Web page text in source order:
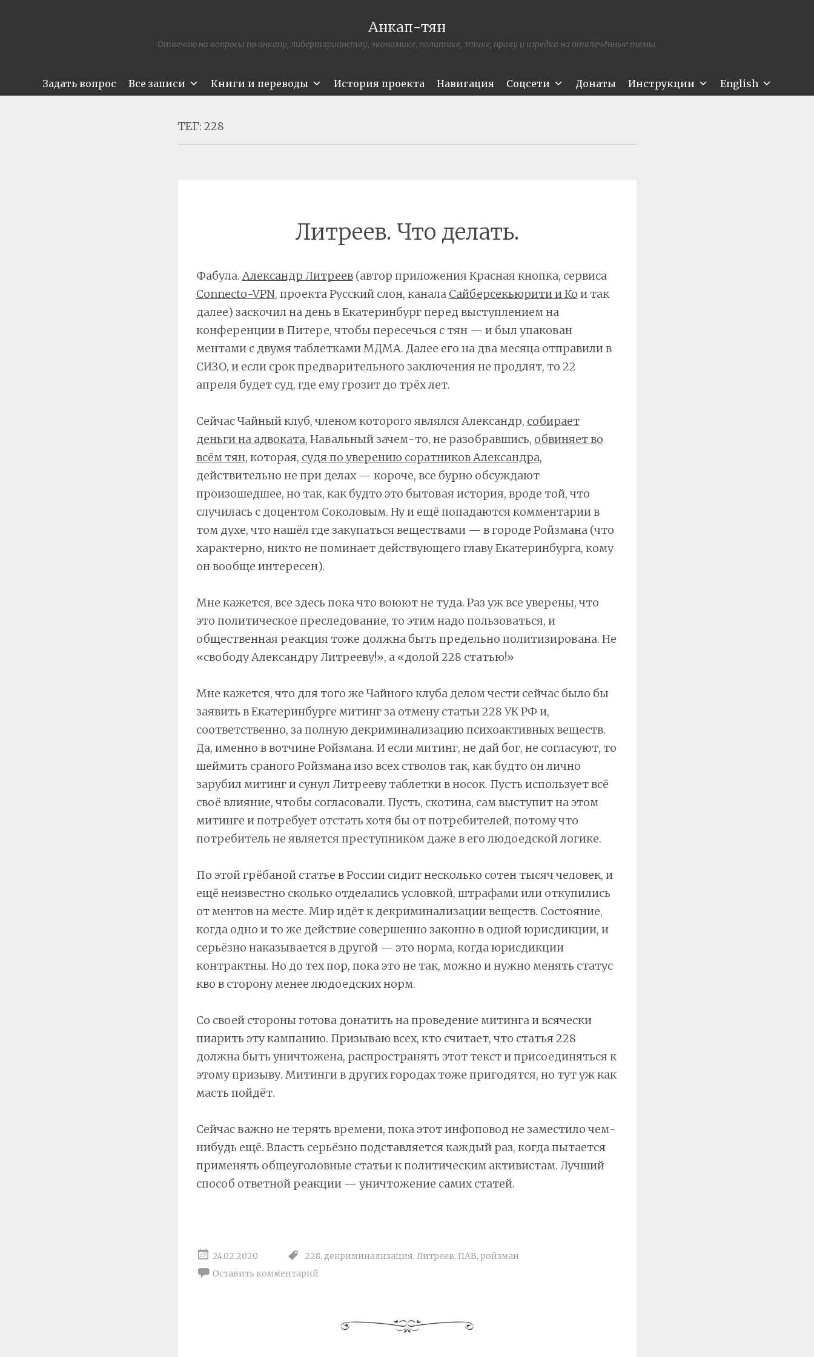
Анкап-тян
Отвечаю на вопросы по анкапу, либертарианству, экономике, политике, этике, праву и изредка на отвлечённые темы.
Задать вопрос Все записи Книги и переводы История проекта Навигация Соцсети Донаты Инструкции English
ТЕГ: 228
Литреев. Что делать.
Фабула. Александр Литреев(автор приложения Красная кнопка, сервиса
Connecto-VPN, проекта Русский слон, канала Сайберсекьюрити и Ко и так
далее) заскочил на день в Екатеринбург перед выступлением на
конференции в Питере, чтобы пересечься с тян — и был упакован
ментами с двумя таблетками МДМА. Далее его на два месяца отправили в
СИЗО, и если срок предварительного заключения не продлят, то 22
апреля будет суд, где ему грозит до трёх лет.
Сейчас Чайный клуб, членом которого являлся Александр, собирает
деньги на адвоката, Навальный зачем-то, не разобравшись, обвиняет во
всём тян, которая, судя по уверению соратников Александра,
действительно не при делах — короче, все бурно обсуждают
произошедшее, но так, как будто это бытовая история, вроде той, что
случилась с доцентом Соколовым. Ну и ещё попадаются комментарии в
том духе, что нашёл где закупаться веществами — в городе Ройзмана (что
характерно, никто не поминает действующего главу Екатеринбурга, кому
он вообще интересен).
Мне кажется, все здесь пока что воюют не туда. Раз уж все уверены, что
это политическое преследование, то этим надо пользоваться, и
общественная реакция тоже должна быть предельно политизирована. Не
«свободу Александру Литрееву!», а «долой 228 статью!»
Мне кажется, что для того же Чайного клуба делом чести сейчас было бы
заявить в Екатеринбурге митинг за отмену статьи 228 УК РФ и,
соответственно, за полную декриминализацию психоактивных веществ.
Да, именно в вотчине Ройзмана. И если митинг, не дай бог, не согласуют, то
шеймить сраного Ройзмана изо всех стволов так, как будто он лично
зарубил митинг и сунул Литрееву таблетки в носок. Пусть использует всё
своё влияние, чтобы согласовали. Пусть, скотина, сам выступит на этом
митинге и потребует отстать хотя бы от потребителей, потому что
потребитель не является преступником даже в его людоедской логике.
По этой грёбаной статье в России сидит несколько сотен тысяч человек, и
ещё неизвестно сколько отделались условкой, штрафами или откупились
от ментов на месте. Мир идёт к декриминализации веществ. Состояние,
когда одно и то же действие совершенно законно в одной юрисдикции, и
серьёзно наказывается в другой — это норма, когда юрисдикции
контрактны. Но до тех пор, пока это не так, можно и нужно менять статус
кво в сторону менее людоедских норм.
Со своей стороны готова донатить на проведение митинга и всячески
пиарить эту кампанию. Призываю всех, кто считает, что статья 228
должна быть уничтожена, распространять этот текст и присоединяться к
этому призыву. Митинги в других городах тоже пригодятся, но тут уж как
масть пойдёт.
Сейчас важно не терять времени, пока этот инфоповод не заместило чем-
нибудь ещё. Власть серьёзно подставляется каждый раз, когда пытается
применять общеуголовные статьи к политическим активистам. Лучший
способ ответной реакции — уничтожение самих статей.
24.02.2020 228,декриминализация,Литреев,ПАВ, ройзман
Оставить комментарий